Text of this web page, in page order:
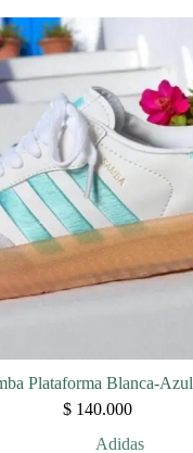
variantes.
Las
opciones
se
pueden
elegir
en
la
página
de
producto
Plataforma Blanca-
$ 140.000
Adidas